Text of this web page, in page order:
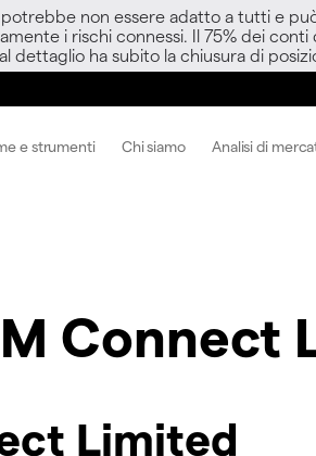
non essere adatto a tutti e
i rischi connessi. Il 75% dei
dettaglio ha subito la chiusura di
e strumenti Chi siamo Analisi di
Connect
Limited